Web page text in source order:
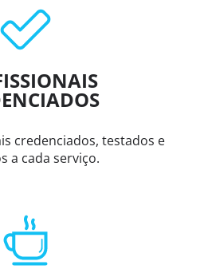
credenciados, testados e
a cada serviço.